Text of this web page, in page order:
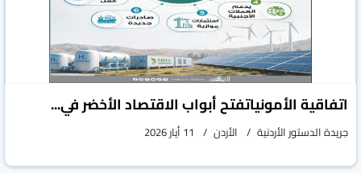
اتفاقية الأمونياتفتح أبواب الاقتصاد الأخضر في...
جريدة الدستور الأردنية الأردن 11 أيار 2026